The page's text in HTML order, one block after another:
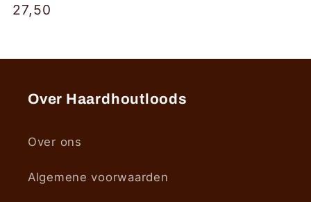
Normale
27,50
Over Haardhoutloods
Over ons
Algemene voorwaarden